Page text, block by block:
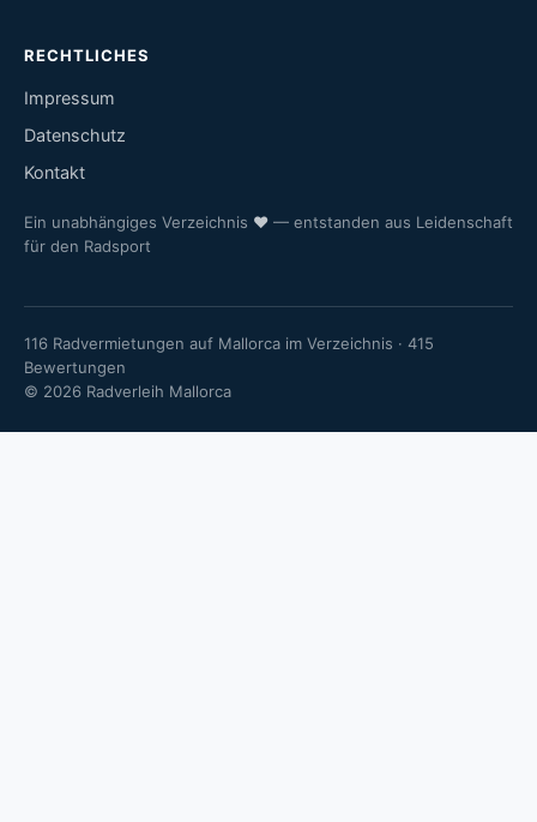
RECHTLICHES
Impressum
Datenschutz
Kontakt
Ein unabhängiges Verzeichnis ♥ — entstanden aus Leidenschaft
für den Radsport
116 Radvermietungen auf Mallorca im Verzeichnis · 415
Bewertungen
© 2026 Radverleih Mallorca